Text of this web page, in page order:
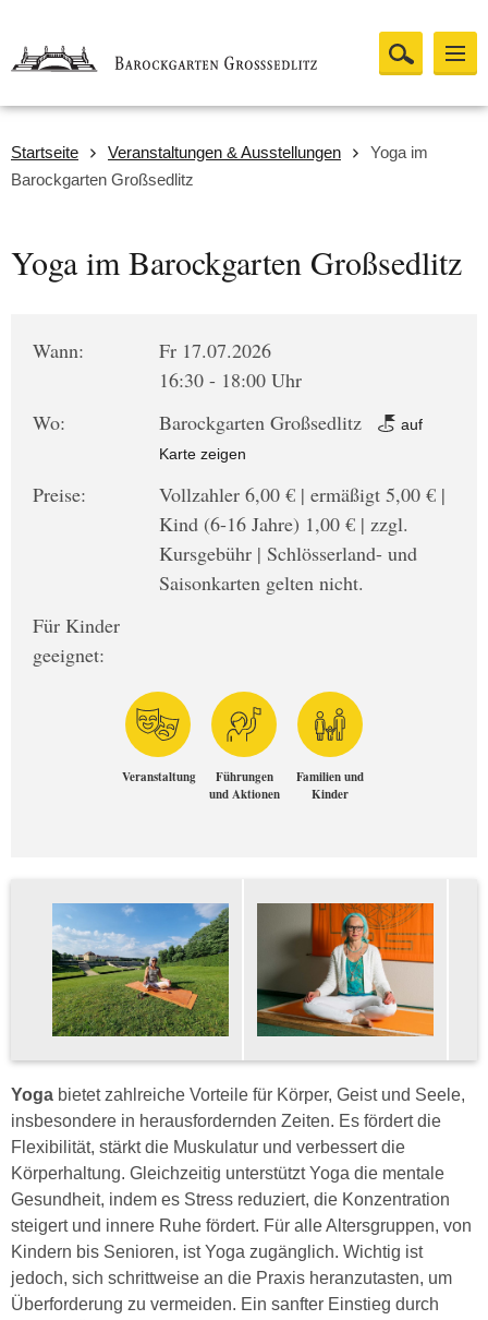
Startseite Veranstaltungen & Ausstellungen
Yoga im
Barockgarten Großsedlitz
Yoga im Barockgarten Großsedlitz
Wann:
Fr 17.07.2026
16:30 - 18:00 Uhr
Wo:
Barockgarten Großsedlitz
auf
Karte zeigen
Preise:
Vollzahler 6,00 € | ermäßigt 5,00 € |
Kind (6-16 Jahre) 1,00 € | zzgl.
Kursgebühr | Schlösserland- und
Saisonkarten gelten nicht.
Für Kinder
geeignet:
Veranstaltung
Führungen
und Aktionen
Familien und
Kinder
Yoga bietet zahlreiche Vorteile für Körper, Geist und Seele,
insbesondere in herausfordernden Zeiten. Es fördert die
Flexibilität, stärkt die Muskulatur und verbessert die
Körperhaltung. Gleichzeitig unterstützt Yoga die mentale
Gesundheit, indem es Stress reduziert, die Konzentration
steigert und innere Ruhe fördert. Für alle Altersgruppen, von
Kindern bis Senioren, ist Yoga zugänglich. Wichtig ist
jedoch, sich schrittweise an die Praxis heranzutasten, um
Überforderung zu vermeiden. Ein sanfter Einstieg durch